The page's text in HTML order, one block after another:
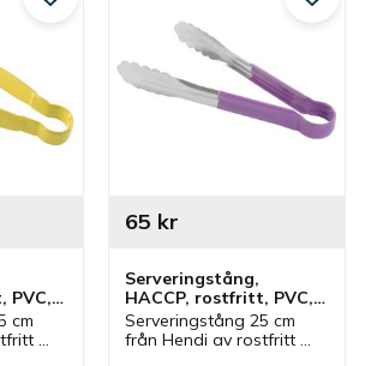
PVC,
cm
Serveringstång,
HACCP, rostfritt, PVC,
25 cm, lila
Serveringstång 25 cm
från Hendi av rostfritt
65 kr